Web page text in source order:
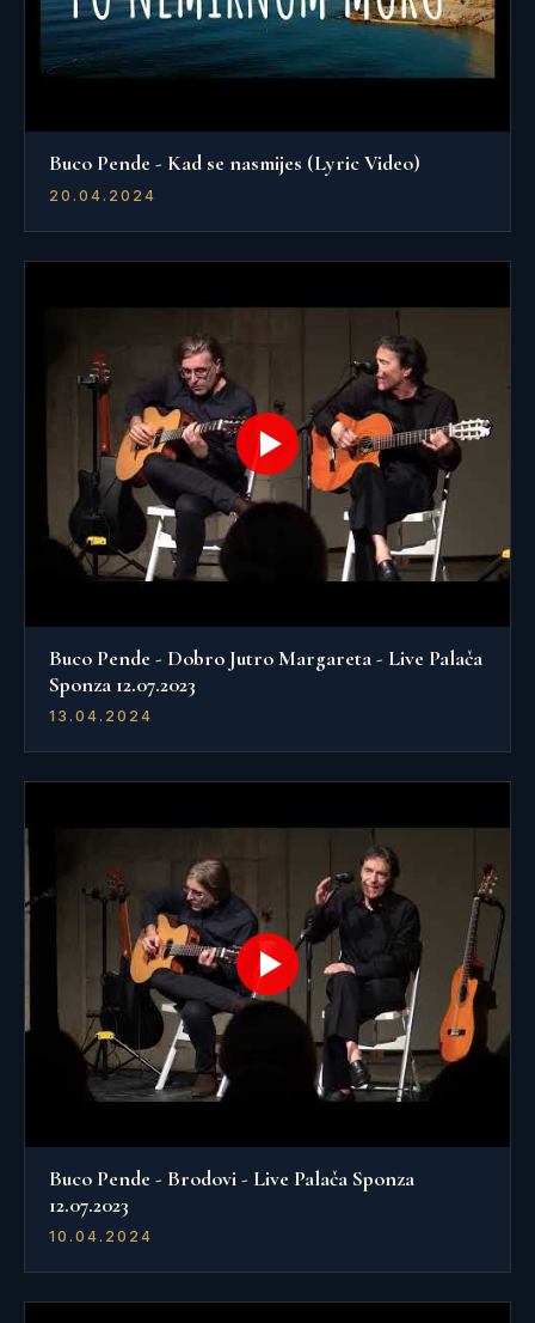
Buco Pende - Kad se nasmijes (Lyric Video)
20.04.2024
Buco Pende - Dobro Jutro Margareta - Live Palača
Sponza 12.07.2023
13.04.2024
Buco Pende - Brodovi - Live Palača Sponza
12.07.2023
10.04.2024